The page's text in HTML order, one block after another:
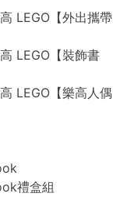
LEGO【外出攜帶
LEGO【裝飾書
LEGO【樂高人偶
禮盒組